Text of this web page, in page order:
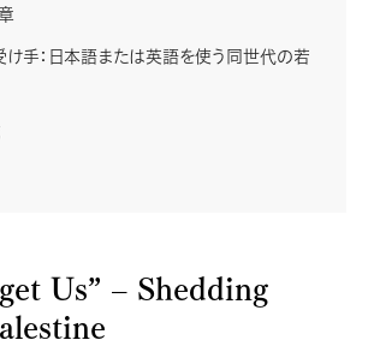
手：日本語または英語を使う同世代の若
Us” – Shedding